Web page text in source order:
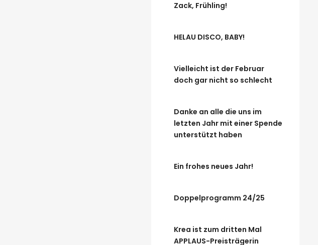
Zack, Frühling!
HELAU DISCO, BABY!
Vielleicht ist der Februar
doch gar nicht so schlecht
Danke an alle die uns im
letzten Jahr mit einer Spende
unterstützt haben
Ein frohes neues Jahr!
Doppelprogramm 24/25
Krea ist zum dritten Mal
APPLAUS-Preisträgerin